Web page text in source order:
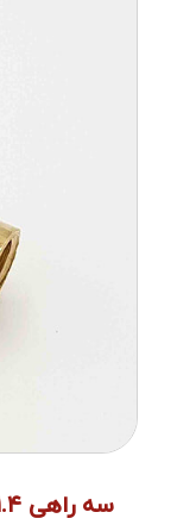
سه راهی ۱.۴ داخل رزوه